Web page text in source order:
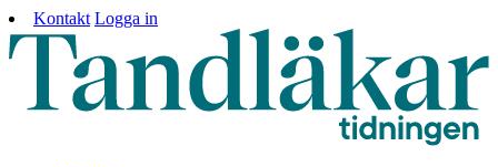
Kontakt Logga in